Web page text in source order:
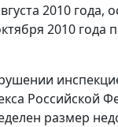
2010
2010 года
Российской
размер